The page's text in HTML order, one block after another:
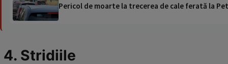
Pericol de moarte la trecerea de cale ferată la
4. Stridiile